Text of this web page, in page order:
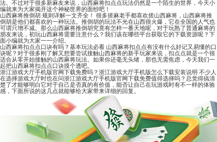
法。不过对于很多新麻友来说，山西麻将扣点点玩法仍然是一个陌生的世界，今天小
编就来为大家揭开这个神秘世界的面纱吧！
山西麻将推倒胡 规则详解一文齐全！ 很多搓麻老手都喜欢搓山西麻将，山西麻将推
倒胡是他们都喜欢的一种玩法。推倒胡的玩法不光在山西很火爆，它在全国的人气也
可谓只增不减。那么山西麻将推倒胡究竟有怎样一番天地呢，对于玩熟了普通麻将的
朋友来说，初玩山西麻将需要注意什么？我们该在哪些平台获取它的下载资源呢？下
面小编就为大家一一介绍。
山西麻将扣点点口诀有吗？基本玩法必看 山西麻将扣点点有没有什么好记又易懂的口
诀呢？对于很多刚了解又想要尝试接触山西麻将的新手玩家来说，扣点点就是一个很
适合从零开始接触的山西麻将玩法。如果你还毫无头绪，那也无需焦虑，今天我们一
起把山西麻将扣点点口诀摸个透吧。
浙江游戏大厅手机版官网下载免费吗？浙江游戏大厅手机版怎么下载安装说明 不少人
在选择游戏大厅时也在问浙江游戏大厅手机版官网下载免费值得选择吗？总觉得搞清
楚了才能够明白它对于自己是否真的有价值，能否让自己在玩游戏时有不一样的体验
感，下面所说的这几点就能够给大家带来详细的回复。